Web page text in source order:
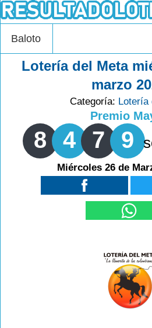
Baloto
Lotería del Meta
marzo
Categoría: Lotería
Premio
8 4 7 9
Miércoles 26 de